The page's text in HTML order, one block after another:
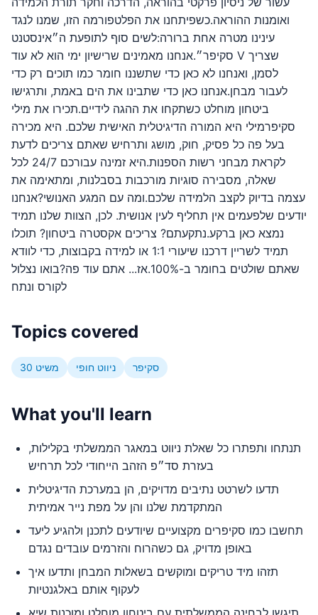
ואומנות ההוראה.כשפיתחנו את הפלטפורמה הזו, שמנו לנגד
עינינו מטרה אחת ברורה:לשים סוף לתופעת ה״אינסטנט
סקיפר״.אנחנו מאמינים שרישיון ימי הוא לא עוד V שצריך
לסמן, ואנחנו לא כאן כדי שתשננו חומר כמו תוכים רק כדי
לעבור מבחן.אנחנו כאן כדי שתבינו את הים באמת, ותרגישו
ביטחון מוחלט כשתקחו את ההגה לידיים.תכירו את מילי
סקיפרמילי היא המורה הדיגיטלית האישית שלכם. היא מכירה
בעל פה כל פסיק, חוק, מושג ותרחיש שאתם צריכים לדעת
לקראת מבחני רשות הספנות.היא זמינה עבורכם 24/7 לכל
שאלה, מסבירה סוגיות מורכבות בסבלנות, ומתאימה את
עצמה בדיוק לקצב הלמידה שלכם.ומה עם המגע האנושי?אנחנו
יודעים שלפעמים אין תחליף לעין אנושית. לכן, הצוות שלנו תמיד
נמצא כאן ברקע.נתקעתם? צריכים אקסטרה ביטחון? תוכלו
תמיד לשריין דרכנו שיעורי 1:1 או למידה בקבוצות, כדי לוודא
שאתם שולטים בחומר ב-100%.אז... אתם עוד פה?בואו נצלול
לקורס ונתח
Topics covered
משיט 30 ניווט חופי סקיפר
What you'll learn
תנתחו ותפתרו כל שאלת ניווט במאגר הממשלתי בקלילות,
בעזרת סד״פ הזהב הייחודי לכל תרחיש
תדעו לשרטט נתיבים מדויקים, הן במערכת הדיגיטלית
המתקדמת שלנו והן על מפת נייר אמיתית
תחשבו כמו סקיפרים מקצועיים שיודעים לתכנן ולהגיע ליעד
באופן מדויק, גם כשהרוח והזרמים עובדים נגדם
תזהו מיד טריקים ומוקשים בשאלות המבחן ותדעו איך
לעקוף אותם באלגנטיות